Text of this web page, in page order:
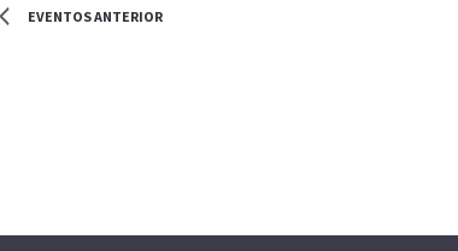
EVENTOSANTERIOR